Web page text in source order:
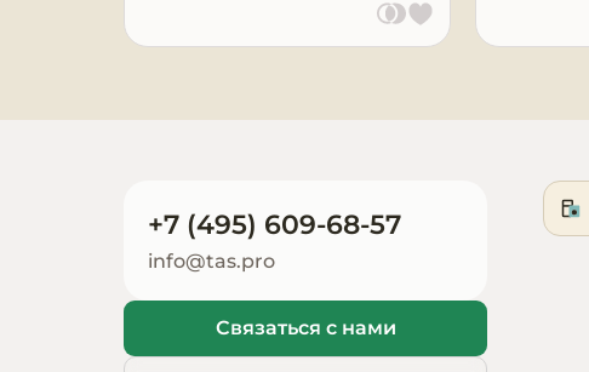
Запчасти для
оборудования
+7 (495) 609-68-57
info@tas.pro
Связаться с нами